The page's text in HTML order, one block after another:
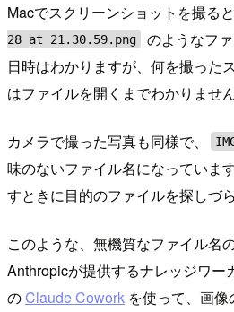
Macでスクリーンショットを撮ると
28 at 21.30.59.png
のようなフ
日時はわかりますが、何を撮った
はファイルを開くまでわかりません
カメラで撮った写真も同様で、
味のないファイル名になっていま
すときに目的のファイルを探しづら
このような、無機質なファイル名
Anthropicが提供するナレッジワー
のClaude Cowork を使って、画